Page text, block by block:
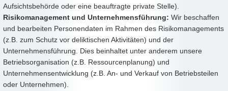
Aufsichtsbehörde oder eine beauftragte private Stelle).
Risikomanagement und Unternehmensführung: Wir beschaffen
und bearbeiten Personendaten im Rahmen des Risikomanagements
(z.B. zum Schutz vor deliktischen Aktivitäten) und der
Unternehmensführung. Dies beinhaltet unter anderem unsere
Betriebsorganisation (z.B. Ressourcenplanung) und
Unternehmensentwicklung (z.B. An- und Verkauf von Betriebsteilen
oder Unternehmen).